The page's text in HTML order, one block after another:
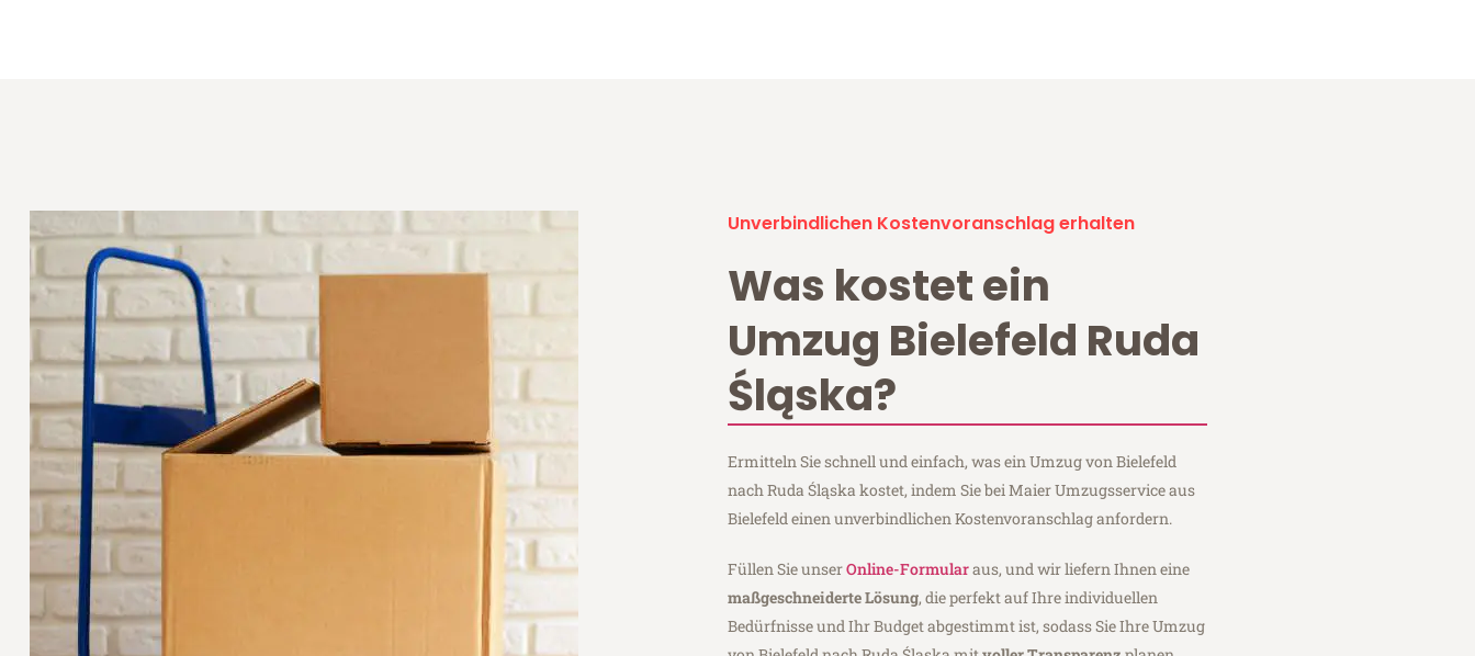
Unverbindlichen Kostenvoranschlag erhalten
Was kostet ein
Umzug Bielefeld Ruda
Śląska?
Ermitteln Sie schnell und einfach, was ein Umzug von Bielefeld
nach Ruda Śląska kostet, indem Sie bei Maier Umzugsservice aus
Bielefeld einen unverbindlichen Kostenvoranschlag anfordern.
Füllen Sie unserOnline-Formularaus, und wir liefern Ihnen eine
maßgeschneiderte Lösung, die perfekt auf Ihre individuellen
Bedürfnisse und Ihr Budget abgestimmt ist, sodass Sie Ihre Umzug